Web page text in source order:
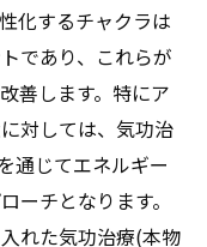
化するチャクラは
であり、これらが
善します。特にア
対しては、気功治
通じてエネルギー
ーチとなります。
れた気功治療(本物